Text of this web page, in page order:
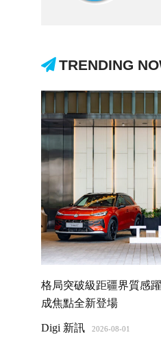
TRENDING
格局突破級距疆界質感
成焦點全新登場
Digi 新訊 2026-08-01